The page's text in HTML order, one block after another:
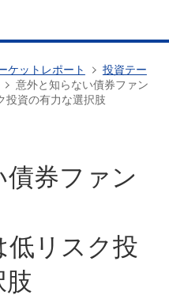
ケットレポート
投資テー
意外と知らない債券ファン
資の有力な選択肢
券ファン
リスク投